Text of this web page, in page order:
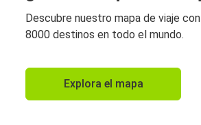
Descubre nuestro mapa de viaje
8000 destinos en todo el mundo.
Explora el mapa